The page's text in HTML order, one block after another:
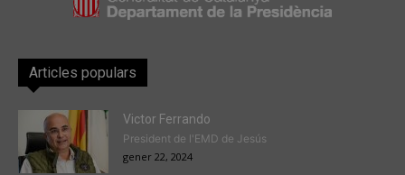
Articles populars
Victor Ferrando
President de l'EMD de Jesús
gener 22, 2024